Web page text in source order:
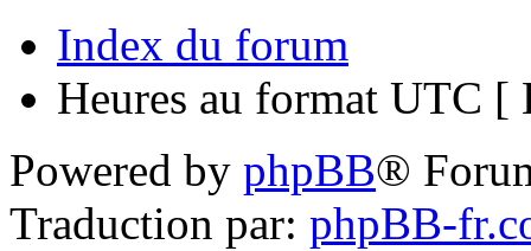
Index du forum
Heures au format UTC [
Powered by phpBB®
Traduction par: phpBB-